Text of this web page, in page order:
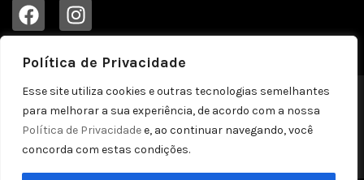
Política de Privacidade
Esse site utiliza cookies e outras tecnologias semelhantes
para melhorar a sua experiência, de acordo com a nossa
Política de Privacidadee, ao continuar navegando, você
concorda com estas condições.
© 2023
Todos os direitos reservados!
Política de privacidade
by pontozap